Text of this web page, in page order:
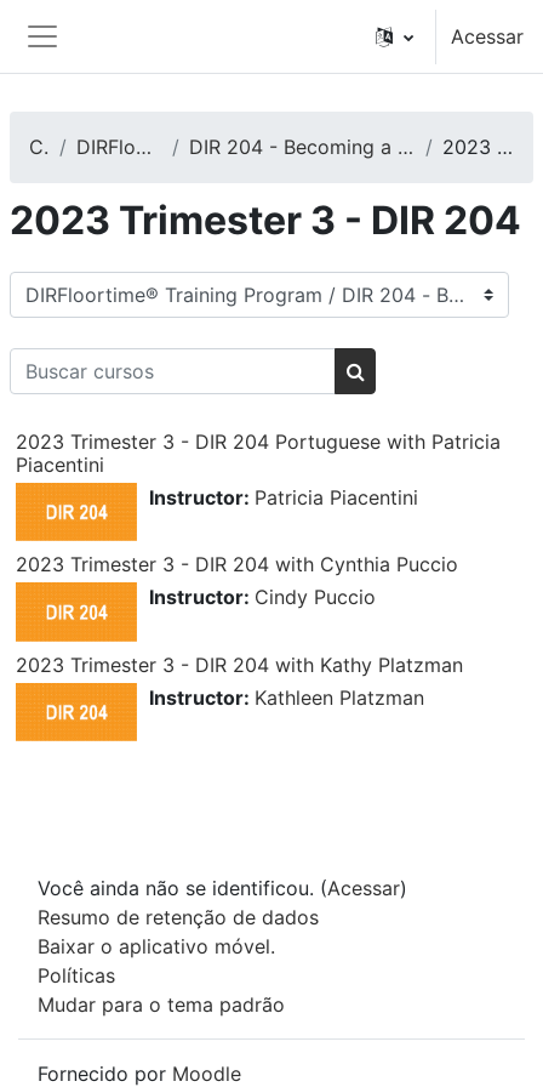
Painel lateral
Acessar
Cursos DIRFloortime® Training Program DIR 204 - Becoming a Training Leader and/or an Expert DIRFloortime Provider 2023 Trimester 3 - DIR 204
2023 Trimester 3 - DIR 204
Categorias de Cursos
Buscar cursos
Buscar cursos
2023 Trimester 3 - DIR 204 Portuguese with Patricia
Piacentini
Instructor: Patricia Piacentini
2023 Trimester 3 - DIR 204 with Cynthia Puccio
Instructor: Cindy Puccio
2023 Trimester 3 - DIR 204 with Kathy Platzman
Instructor: Kathleen Platzman
Você ainda não se identificou. (Acessar)
Resumo de retenção de dados
Baixar o aplicativo móvel.
Políticas
Mudar para o tema padrão
Fornecido por Moodle